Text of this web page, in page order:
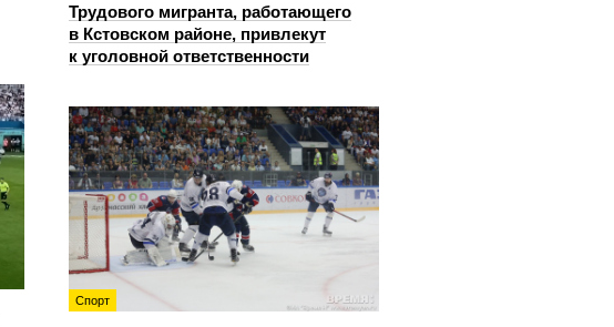
Трудового мигранта, работающего
в Кстовском районе, привлекут
к уголовной ответственности
Спорт